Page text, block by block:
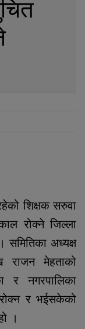
शिक्षक सरुवा
रोक्ने जिल्ला
समितिका अध्यक्ष
राजन मेहताको
र नगरपालिका
र भईसकेको
।